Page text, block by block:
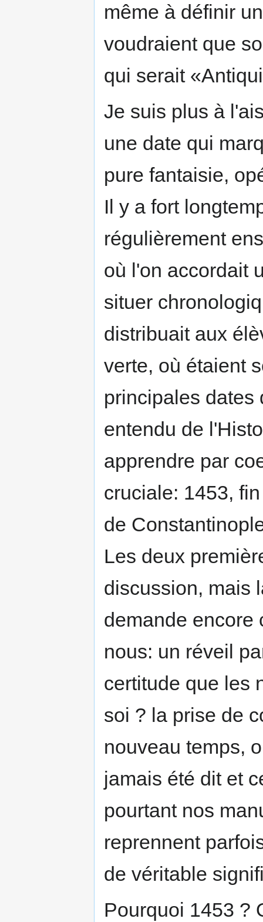
même à définir
voudraient que
qui serait
Je suis plus à
une date qui
pure fantaisie,
Il y a fort
régulièrement
où l'on accordait
situer
distribuait aux
verte, où étaient
principales dates
entendu de
apprendre par
cruciale: 1453,
de
Les deux
discussion, mais
demande encore
nous: un réveil
certitude que les
soi ? la prise de
nouveau temps,
jamais été dit et
pourtant nos
reprennent
de véritable
Pourquoi 1453 ?